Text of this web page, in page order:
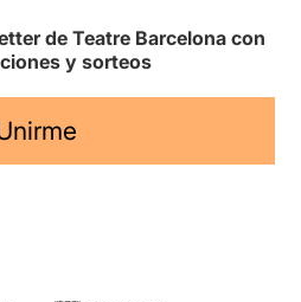
de Teatre Barcelona con
y sorteos